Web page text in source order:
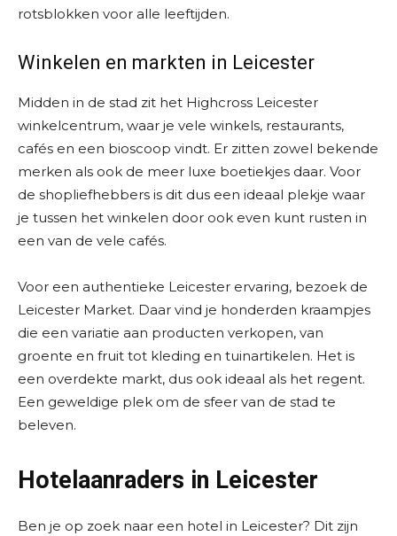
rotsblokken voor alle leeftijden.
Winkelen en markten in Leicester
Midden in de stad zit het Highcross Leicester
winkelcentrum, waar je vele winkels, restaurants,
cafés en een bioscoop vindt. Er zitten zowel bekende
merken als ook de meer luxe boetiekjes daar. Voor
de shopliefhebbers is dit dus een ideaal plekje waar
je tussen het winkelen door ook even kunt rusten in
een van de vele cafés.
Voor een authentieke Leicester ervaring, bezoek de
Leicester Market. Daar vind je honderden kraampjes
die een variatie aan producten verkopen, van
groente en fruit tot kleding en tuinartikelen. Het is
een overdekte markt, dus ook ideaal als het regent.
Een geweldige plek om de sfeer van de stad te
beleven.
Hotelaanraders in Leicester
Ben je op zoek naar een hotel in Leicester? Dit zijn